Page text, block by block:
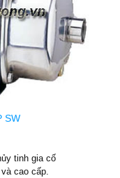
SW
tinh gia cố
cao cấp.